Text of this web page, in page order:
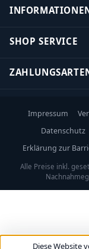
SHOP SERVICE
Impressum
Datenschutz
Erklärung zur
Alle Preise inkl.
Diese Website